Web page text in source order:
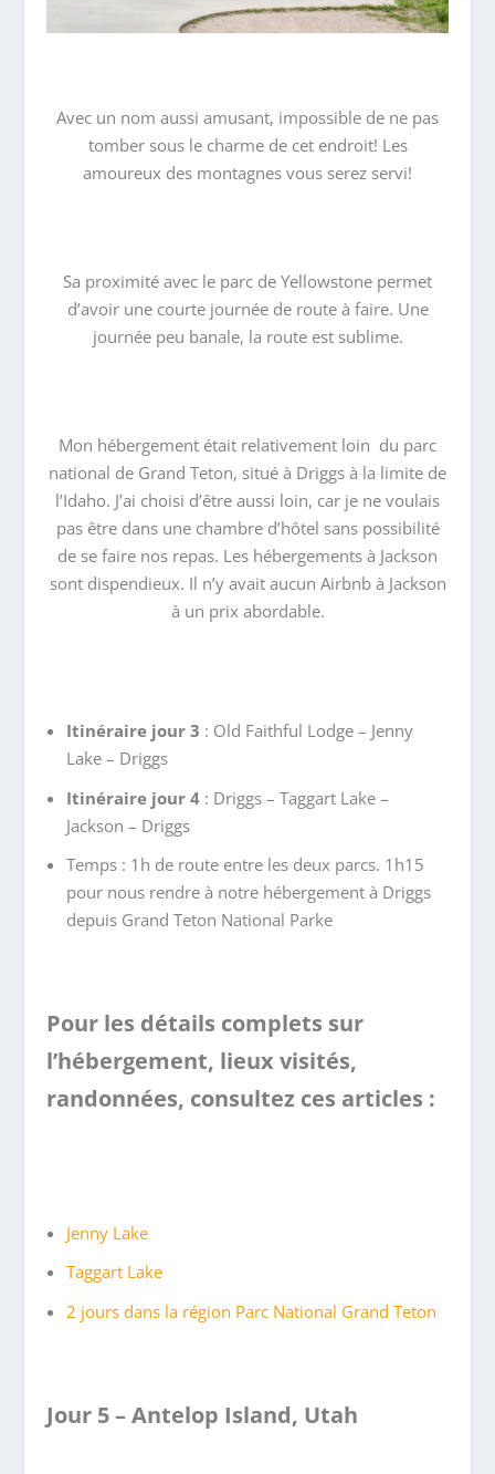
Avec un nom aussi amusant, impossible de ne pas
tomber sous le charme de cet endroit! Les
amoureux des montagnes vous serez servi!
Sa proximité avec le parc de Yellowstone permet
d’avoir une courte journée de route à faire. Une
journée peu banale, la route est sublime.
Mon hébergement était relativement loin du parc
national de Grand Teton, situé à Driggs à la limite de
l’Idaho. J’ai choisi d’être aussi loin, car je ne voulais
pas être dans une chambre d’hôtel sans possibilité
de se faire nos repas. Les hébergements à Jackson
sont dispendieux. Il n’y avait aucun Airbnb à Jackson
à un prix abordable.
Itinéraire jour 3 : Old Faithful Lodge – Jenny
Lake – Driggs
Itinéraire jour 4: Driggs – Taggart Lake –
Jackson – Driggs
Temps : 1h de route entre les deux parcs. 1h15
pour nous rendre à notre hébergement à Driggs
depuis Grand Teton National Parke
Pour les détails complets sur
l’hébergement, lieux visités,
randonnées, consultez ces articles :
Jenny Lake
Taggart Lake
2 jours dans la région Parc National Grand Teton
Jour 5 – Antelop Island, Utah